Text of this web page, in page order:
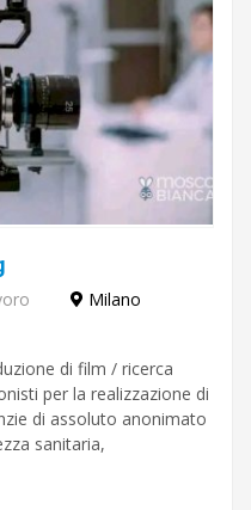
Milano
di film / ricerca
per la realizzazione di
di assoluto anonimato
sanitaria,